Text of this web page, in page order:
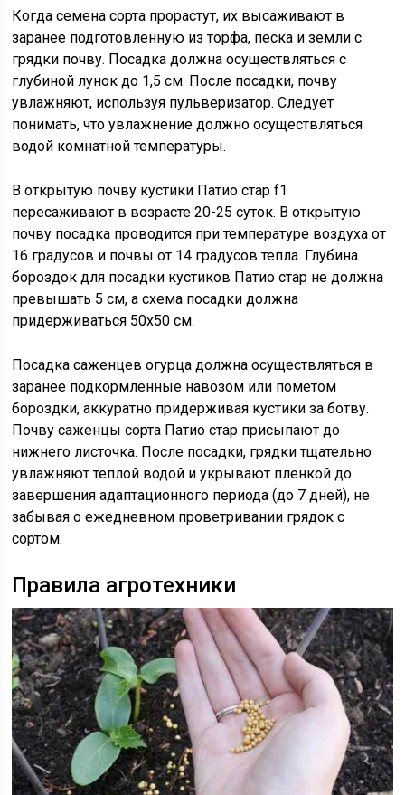
Когда семена сорта прорастут, их высаживают в
заранее подготовленную из торфа, песка и земли с
грядки почву. Посадка должна осуществляться с
глубиной лунок до 1,5 см. После посадки, почву
увлажняют, используя пульверизатор. Следует
понимать, что увлажнение должно осуществляться
водой комнатной температуры.
В открытую почву кустики Патио стар f1
пересаживают в возрасте 20-25 суток. В открытую
почву посадка проводится при температуре воздуха от
16 градусов и почвы от 14 градусов тепла. Глубина
бороздок для посадки кустиков Патио стар не должна
превышать 5 см, а схема посадки должна
придерживаться 50х50 см.
Посадка саженцев огурца должна осуществляться в
заранее подкормленные навозом или пометом
бороздки, аккуратно придерживая кустики за ботву.
Почву саженцы сорта Патио стар присыпают до
нижнего листочка. После посадки, грядки тщательно
увлажняют теплой водой и укрывают пленкой до
завершения адаптационного периода (до 7 дней), не
забывая о ежедневном проветривании грядок с
сортом.
Правила агротехники